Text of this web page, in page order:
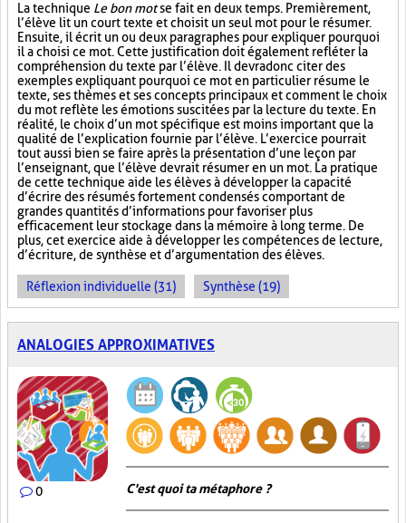
La technique Le bon motse fait en deux temps. Premièrement,
l’élève lit un court texte et choisit un seul mot pour le résumer.
Ensuite, il écrit un ou deux paragraphes pour expliquer pourquoi
il a choisi ce mot. Cette justification doit également refléter la
compréhension du texte par l’élève. Il devra donc citer des
exemples expliquant pourquoi ce mot en particulier résume le
texte, ses thèmes et ses concepts principaux et comment le choix
du mot reflète les émotions suscitées par la lecture du texte. En
réalité, le choix d’un mot spécifique est moins important que la
qualité de l’explication fournie par l’élève. L’exercice pourrait
tout aussi bien se faire après la présentation d’une leçon par
l’enseignant, que l’élève devrait résumer en un mot. La pratique
de cette technique aide les élèves à développer la capacité
d’écrire des résumés fortement condensés comportant de
grandes quantités d’informations pour favoriser plus
efficacement leur stockage dans la mémoire à long terme. De
plus, cet exercice aide à développer les compétences de lecture,
d’écriture, de synthèse et d’argumentation des élèves.
Réflexion individuelle (31) Synthèse (19)
ANALOGIES APPROXIMATIVES
0 C'est quoi ta métaphore ?